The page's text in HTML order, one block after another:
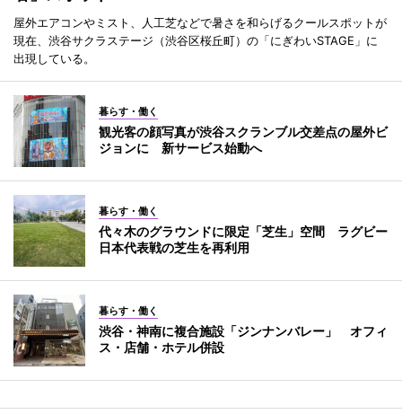
屋外エアコンやミスト、人工芝などで暑さを和らげるクールスポットが
現在、渋谷サクラステージ（渋谷区桜丘町）の「にぎわいSTAGE」に
出現している。
暮らす・働く
観光客の顔写真が渋谷スクランブル交差点の屋外ビ
ジョンに 新サービス始動へ
暮らす・働く
代々木のグラウンドに限定「芝生」空間 ラグビー
日本代表戦の芝生を再利用
暮らす・働く
渋谷・神南に複合施設「ジンナンバレー」 オフィ
ス・店舗・ホテル併設